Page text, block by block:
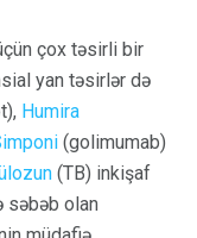
çox təsirli bir
yan təsirlər də
Humira
(golimumab)
(TB) inkişaf
səbəb olan